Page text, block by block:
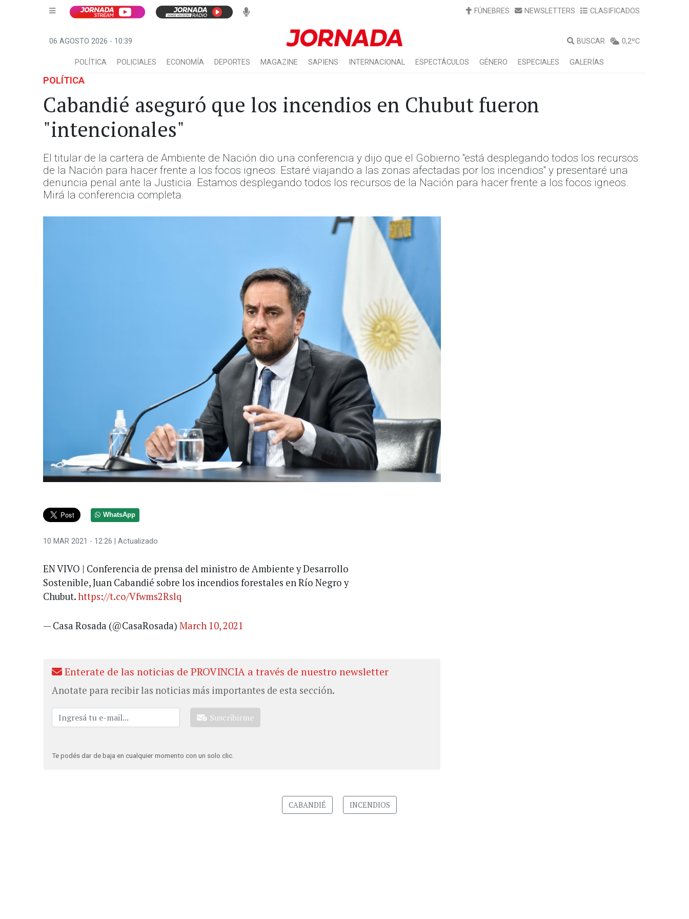
FÚNEBRES NEWSLETTERS CLASIFICADOS
06 AGOSTO 2026 - 10:39 BUSCAR 0,2ºC
POLÍTICA POLICIALES ECONOMÍA DEPORTES MAGAZINE SAPIENS INTERNACIONAL ESPECTÁCULOS GÉNERO ESPECIALES GALERÍAS
POLÍTICA
Cabandié aseguró que los incendios en Chubut fueron
"intencionales"
El titular de la cartera de Ambiente de Nación dio una conferencia y dijo que el Gobierno "está desplegando todos los recursos
de la Nación para hacer frente a los focos igneos. Estaré viajando a las zonas afectadas por los incendios" y presentaré una
denuncia penal ante la Justicia. Estamos desplegando todos los recursos de la Nación para hacer frente a los focos igneos.
Mirá la conferencia completa.
WhatsApp
10 MAR 2021 - 12:26 | Actualizado
EN VIVO | Conferencia de prensa del ministro de Ambiente y Desarrollo
Sostenible, Juan Cabandié sobre los incendios forestales en Río Negro y
Chubut.https://t.co/Vfwms2Rslq
— Casa Rosada (@CasaRosada) March 10, 2021
Enterate de las noticias de PROVINCIA a través de nuestro newsletter
Anotate para recibir las noticias más importantes de esta sección.
Suscribirme
Te podés dar de baja en cualquier momento con un solo clic.
CABANDIÉ INCENDIOS